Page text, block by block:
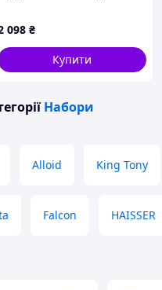
098 ₴
Купити
Набори
Alloid King Tony
Falcon HAISSER